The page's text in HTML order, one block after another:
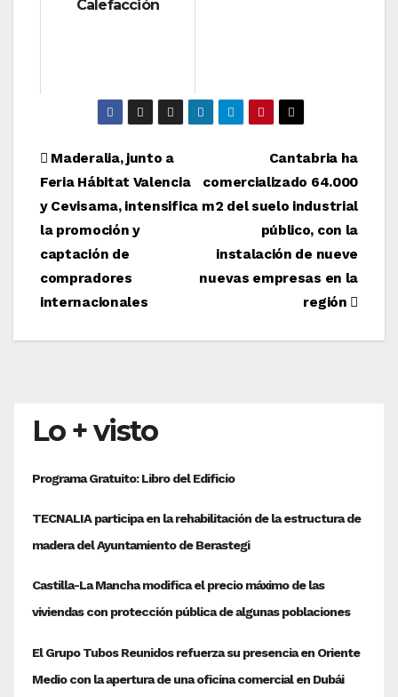
Calefacción
Navegación
de
entradas
Cantabria ha
comercializado 64.000
m2 del suelo industrial
público, con la
instalación de nueve
nuevas empresas en la
región
Maderalia, junto a
Feria Hábitat Valencia
y Cevisama, intensifica
la promoción y
captación de
compradores
internacionales
Lo + visto